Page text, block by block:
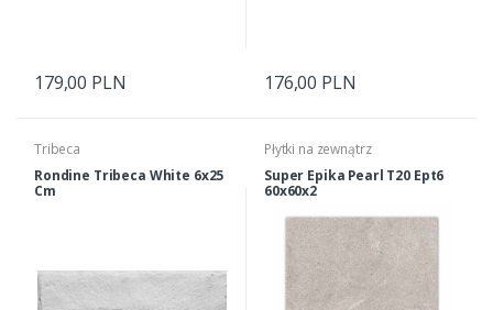
179,00 PLN 176,00 PLN
Tribeca
Rondine Tribeca White 6x25
Cm
Płytki na zewnątrz
Super Epika Pearl T20 Ept6
60x60x2